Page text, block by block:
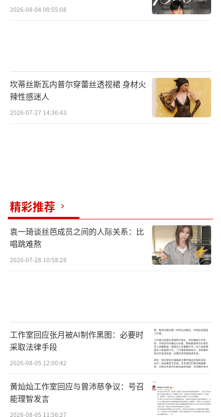
2026-08-04 09:55:08
坎蒂丝斯瓦内普尔穿蕾丝透视裙 身材火
辣性感迷人
2026-07-27 14:36:43
精彩推荐
袁一琦谈丝芭成员之间的人际关系：比
唱跳难熬
2026-07-28 10:58:28
工作室回应张月被AI制作黑图：必要时
采取法律手段
2026-08-05 12:00:42
黄灿灿工作室回应与曾沛慈争议：号召
能理智发言
2026-08-05 11:56:27